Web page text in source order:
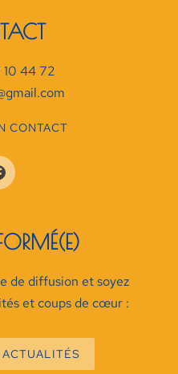
44 72
CONTACT
de diffusion et soyez
et coups de cœur :
ACTUALITÉS